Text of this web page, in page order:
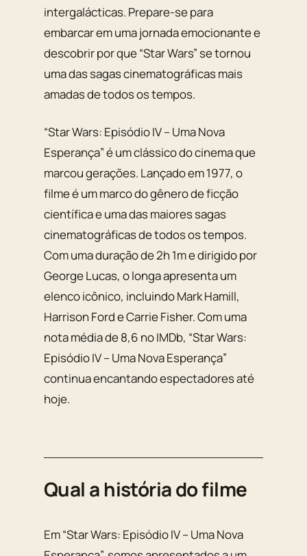
intergalácticas. Prepare-se para
embarcar em uma jornada emocionante e
descobrir por que “Star Wars” se tornou
uma das sagas cinematográficas mais
amadas de todos os tempos.
“Star Wars: Episódio IV – Uma Nova
Esperança” é um clássico do cinema que
marcou gerações. Lançado em 1977, o
filme é um marco do gênero de ficção
científica e uma das maiores sagas
cinematográficas de todos os tempos.
Com uma duração de 2h 1m e dirigido por
George Lucas, o longa apresenta um
elenco icônico, incluindo Mark Hamill,
Harrison Ford e Carrie Fisher. Com uma
nota média de 8,6 no IMDb, “Star Wars:
Episódio IV – Uma Nova Esperança”
continua encantando espectadores até
hoje.
Qual a história do filme
Em “Star Wars: Episódio IV – Uma Nova